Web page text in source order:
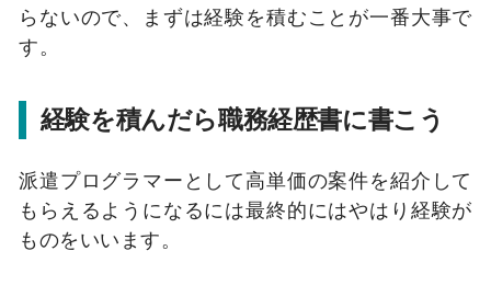
らないので、まずは経験を積むことが一番大事で
す。
経験を積んだら職務経歴書に書こう
派遣プログラマーとして高単価の案件を紹介して
もらえるようになるには最終的にはやはり経験が
ものをいいます。